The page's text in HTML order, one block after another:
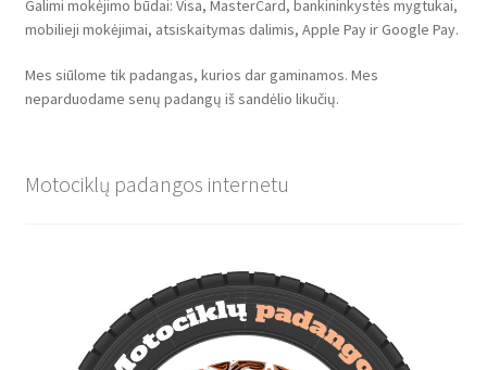
Galimi mokėjimo būdai: Visa, MasterCard, bankininkystės mygtukai,
mobilieji mokėjimai, atsiskaitymas dalimis, Apple Pay ir Google Pay.
Mes siūlome tik padangas, kurios dar gaminamos. Mes
neparduodame senų padangų iš sandėlio likučių.
Motociklų padangos internetu